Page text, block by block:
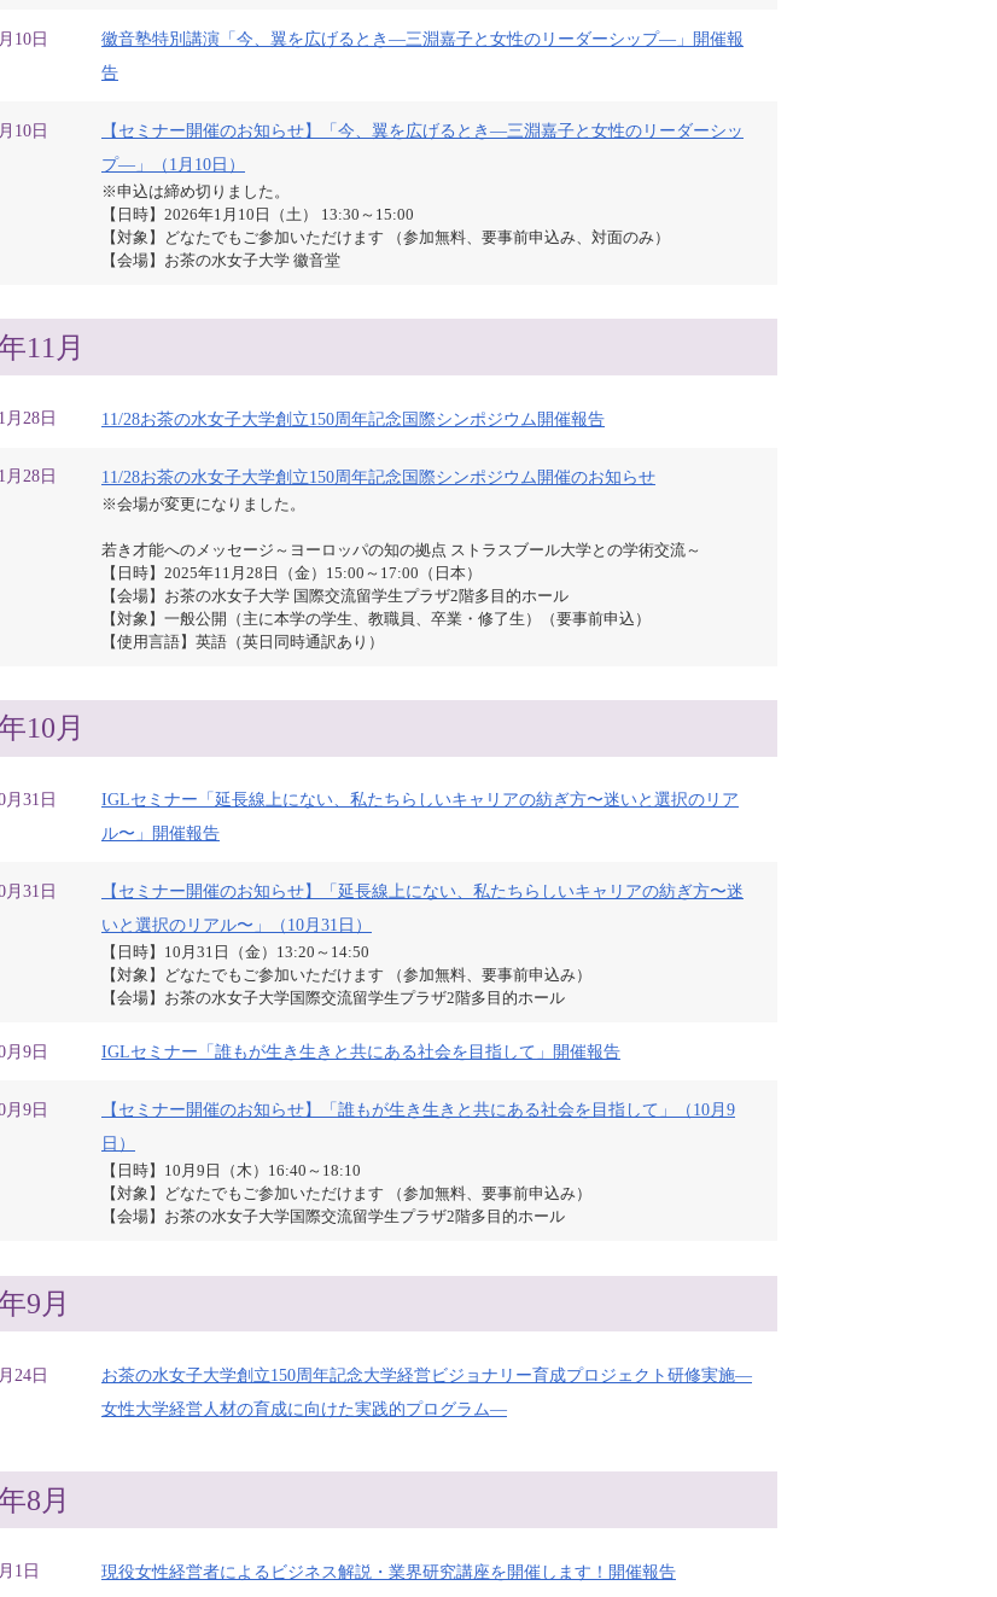
10日
徽音塾特別講演「今、翼を広げるとき―三淵嘉子と女性のリーダーシップ―」開催報
告
10日
【セミナー開催のお知らせ】「今、翼を広げるとき―三淵嘉子と女性のリーダーシッ
プ―」（1月10日）
※申込は締め切りました。
【日時】2026年1月10日（土） 13:30～15:00
【対象】どなたでもご参加いただけます （参加無料、要事前申込み、対面のみ）
【会場】お茶の水女子大学 徽音堂
11月
月28日 11/28お茶の水女子大学創立150周年記念国際シンポジウム開催報告
月28日 11/28お茶の水女子大学創立150周年記念国際シンポジウム開催のお知らせ
※会場が変更になりました。
若き才能へのメッセージ～ヨーロッパの知の拠点 ストラスブール大学との学術交流～
【日時】2025年11月28日（金）15:00～17:00（日本）
【会場】お茶の水女子大学 国際交流留学生プラザ2階多目的ホール
【対象】一般公開（主に本学の学生、教職員、卒業・修了生）（要事前申込）
【使用言語】英語（英日同時通訳あり）
10月
月31日
IGLセミナー「延長線上にない、私たちらしいキャリアの紡ぎ方〜迷いと選択のリア
ル〜」開催報告
月31日
【セミナー開催のお知らせ】「延長線上にない、私たちらしいキャリアの紡ぎ方〜迷
いと選択のリアル〜」（10月31日）
【日時】10月31日（金）13:20～14:50
【対象】どなたでもご参加いただけます （参加無料、要事前申込み）
【会場】お茶の水女子大学国際交流留学生プラザ2階多目的ホール
月9日 IGLセミナー「誰もが生き生きと共にある社会を目指して」開催報告
月9日
【セミナー開催のお知らせ】「誰もが生き生きと共にある社会を目指して」（10月9
日）
【日時】10月9日（木）16:40～18:10
【対象】どなたでもご参加いただけます （参加無料、要事前申込み）
【会場】お茶の水女子大学国際交流留学生プラザ2階多目的ホール
9月
24日
お茶の水女子大学創立150周年記念大学経営ビジョナリー育成プロジェクト研修実施―
女性大学経営人材の育成に向けた実践的プログラム―
8月
1日 現役女性経営者によるビジネス解説・業界研究講座を開催します！開催報告